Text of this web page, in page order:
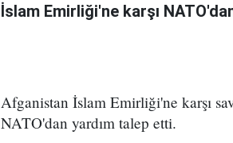
İslam Emirliği'ne karşı
Afganistan İslam Emirliği'ne karşı
NATO'dan yardım talep etti.